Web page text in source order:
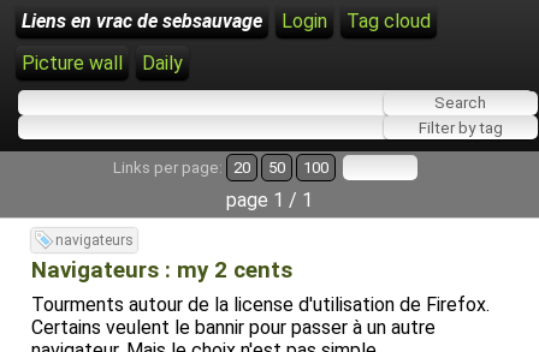
Liens en vrac de sebsauvage Login
Tag cloud
Picture wall
Daily
Links per page: 20 50 100
page 1 / 1
navigateurs
Navigateurs : my 2 cents
Tourments autour de la license d'utilisation de Firefox.
Certains veulent le bannir pour passer à un autre